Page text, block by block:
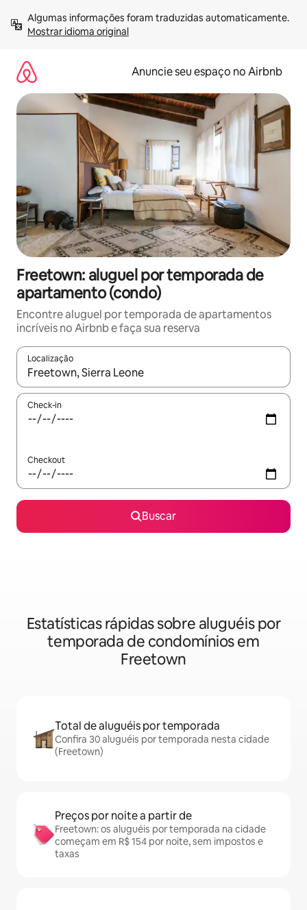
para
Mostrar idioma original
Anuncie seu espaço no Airbnb
Freetown: aluguel por temporada de
apartamento (condo)
Encontre aluguel por temporada de apartamentos
incríveis no Airbnb e faça sua reserva
Localização
Quando os resultados estiverem disponíveis, explore-os
Check-in
Checkout
Buscar
Estatísticas rápidas sobre aluguéis por
temporada de condomínios em
Freetown
Total de aluguéis por temporada
Confira 30 aluguéis por temporada nesta cidade
(Freetown)
Preços por noite a partir de
Freetown: os aluguéis por temporada na cidade
começam em R$ 154 por noite, sem impostos e
taxas